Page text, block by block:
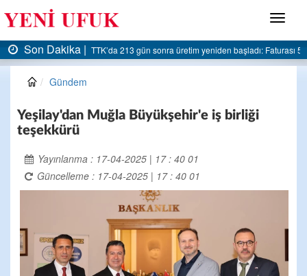
Menü
milyar liraya dayandı
Son Dakika | AK Parti Ereğli İlçe Başkanlığı’ndan belediyeye sert
Gündem
Yeşilay'dan Muğla Büyükşehir'e iş birliği
teşekkürü
Yayınlanma : 17-04-2025 | 17 : 40 01
Güncelleme : 17-04-2025 | 17 : 40 01